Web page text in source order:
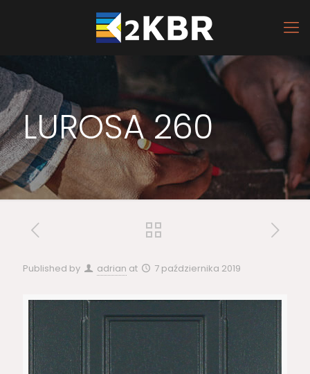
LUROSA 260
Published by adrian at 7 października 2019